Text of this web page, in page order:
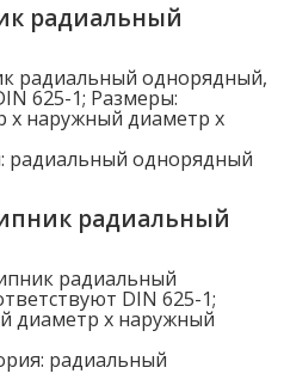
радиальный
радиальный однорядный,
625-1; Размеры:
x наружный диаметр x
радиальный однорядный
радиальный
радиальный
DIN 625-1;
диаметр x наружный
радиальный